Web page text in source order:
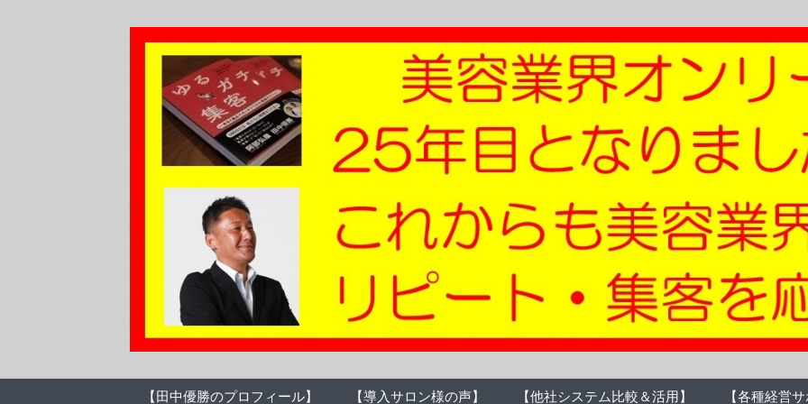
【田中優勝のプロフィール】 【導入サロン様の声】 【他社システム比較＆活用】 【各種経営